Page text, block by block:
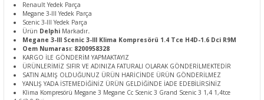
Renault Yedek Parça
Megane 3-III Yedek Parça
Scenic 3-III Yedek Parça
Ürün Delphi Markadır.
Megane 3-III Scenic 3-III Klima Kompresörü 1.4 Tce H4D-1.6 Dci R9M
Oem Numarası: 8200958328
KARGO İLE GÖNDERİM YAPMAKTAYIZ
ÜRÜNLERİMİZ SIFIR VE ADINIZA FATURALI OLARAK GÖNDERİLMEKTEDİR
SATIN ALMIŞ OLDUĞUNUZ ÜRÜN HARİCİNDE ÜRÜN GÖNDERİLMEZ
YANLIŞ YADA İSTEMEDİĞİNİZ ÜRÜN GELDİĞİNDE İADE EDEBİLİRSİNİZ
Klima Kompresörü Megane 3 Megane Cc Scenic 3 Grand Scenic 3 1,4 1,4tce